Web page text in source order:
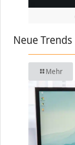
Neue
Mehr